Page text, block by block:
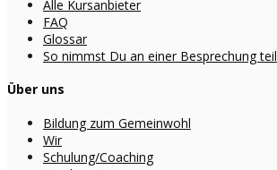
Alle Kursanbieter
FAQ
Glossar
So nimmst Du an einer Besprechung teil
Über uns
Bildung zum Gemeinwohl
Wir
Schulung/Coaching